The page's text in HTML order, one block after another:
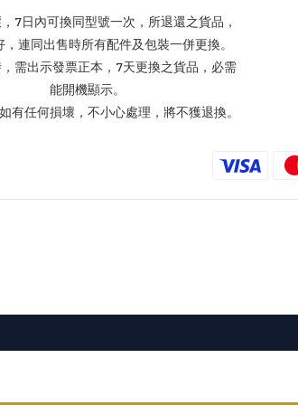
7日內可換同型號一次，所退還之貨品，
連同出售時所有配件及包裝一併更換。
需出示發票正本，7天更換之貨品，必需
能開機顯示。
有任何損壞，不小心處理，將不獲退換。